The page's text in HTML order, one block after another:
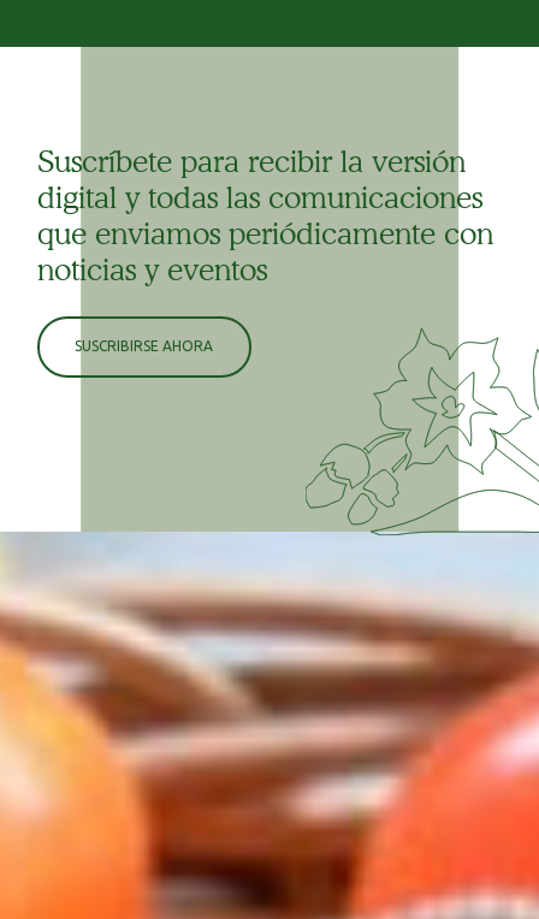
Suscríbete para recibir la versión
digital y todas las comunicaciones
que enviamos periódicamente con
noticias y eventos
SUSCRIBIRSE AHORA